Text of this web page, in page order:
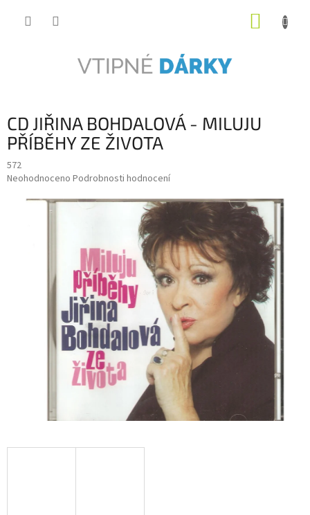
CD JIŘINA BOHDALOVÁ - MILUJU
PŘÍBĚHY ZE ŽIVOTA
572
Průměrné
produktu
Neohodnoceno Podrobnosti hodnocení